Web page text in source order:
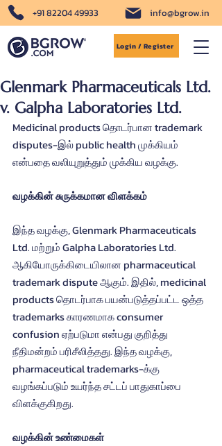
+91 82204 49933 info@bgrow.in
Login / Register
Glenmark Pharmaceuticals Ltd.
v. Galpha Laboratories Ltd.
Medicinal products தொடர்பான trademark
disputes-இல் public health முக்கியம்
என்பதை வலியுறுத்தும் முக்கிய வழக்கு.
வழக்கின் சுருக்கமான விளக்கம்
இந்த வழக்கு, Glenmark Pharmaceuticals
Ltd. மற்றும் Galpha Laboratories Ltd.
ஆகியோருக்கிடையிலான pharmaceutical
trademark dispute ஆகும். இதில், medicinal
products தொடர்பாக பயன்படுத்தப்பட்ட ஒத்த
trademarks காரணமாக consumer
confusion ஏற்படுமா என்பது குறித்து
நீதிமன்றம் பரிசீலித்தது. இந்த வழக்கு,
pharmaceutical trademarks-க்கு
வழங்கப்படும் உயர்ந்த சட்டப் பாதுகாப்பை
விளக்குகிறது.
வழக்கின் உண்மைகள்